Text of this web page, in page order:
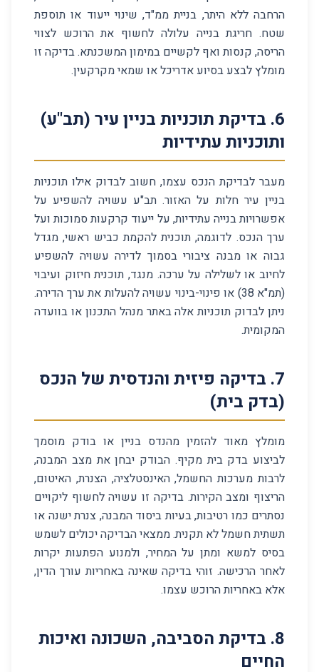
הרחבה ללא היתר, בניית ממ"ד, שינוי ייעוד או תוספת
שטח. חריגת בנייה עלולה לחשוף את הרוכש לצווי
הריסה, קנסות ואף לקשיים במימון המשכנתא. בדיקה זו
מומלץ לבצע בסיוע אדריכל או שמאי מקרקעין.
6
. בדיקת תוכניות בניין עיר (תב"ע)
ותוכניות עתידיות
מעבר לבדיקת הנכס עצמו, חשוב לבדוק אילו תוכניות
בניין עיר חלות על האזור. תב"ע עשויה להשפיע על
אפשרויות בנייה עתידיות, על ייעוד קרקעות סמוכות ועל
ערך הנכס. לדוגמה, תוכנית להקמת כביש ראשי, מגדל
גבוה או מבנה ציבורי בסמוך לדירה עשויה להשפיע
לחיוב או לשלילה על ערכה. מנגד, תוכנית חיזוק ועיבוי
(תמ"א 38) או פינוי-בינוי עשויה להעלות את ערך הדירה.
ניתן לבדוק תוכניות אלה באתר מנהל התכנון או בוועדה
המקומית.
7
. בדיקה פיזית והנדסית של הנכס
(בדק בית)
מומלץ מאוד להזמין מהנדס בניין או בודק מוסמך
לביצוע בדק בית מקיף. הבודק יבחן את מצב המבנה,
לרבות מערכות החשמל, האינסטלציה, הצנרת, האיטום,
הריצוף ומצב הקירות. בדיקה זו עשויה לחשוף ליקויים
נסתרים כמו רטיבות, בעיות ביסוד המבנה, צנרת ישנה או
תשתית חשמל לא תקנית. ממצאי הבדיקה יכולים לשמש
בסיס למשא ומתן על המחיר, ולמנוע הפתעות יקרות
לאחר הרכישה. זוהי בדיקה שאינה באחריות עורך הדין,
אלא באחריות הרוכש עצמו.
8
. בדיקת הסביבה, השכונה ואיכות
החיים